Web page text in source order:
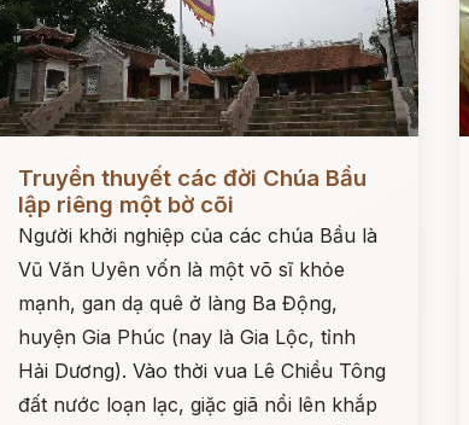
Đọc ngay
Truyền thuyết các đời Chúa Bầu
lập riêng một bờ cõi
Người khởi nghiệp của các chúa Bầu là
Vũ Văn Uyên vốn là một võ sĩ khỏe
mạnh, gan dạ quê ở làng Ba Động,
huyện Gia Phúc (nay là Gia Lộc, tỉnh
Hải Dương). Vào thời vua Lê Chiều Tông
đất nước loạn lạc, giặc giã nổi lên khắp